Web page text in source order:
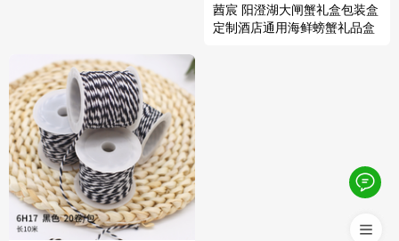
莤宸 阳澄湖大闸蟹礼盒包装盒
定制酒店通用海鲜螃蟹礼品盒